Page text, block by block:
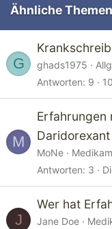
Ähnliche Themen
G ghads1975
Antworten 9
M
Erfahrungen
MoNe
Antworten 3
J
Wer hat
Jane Doe